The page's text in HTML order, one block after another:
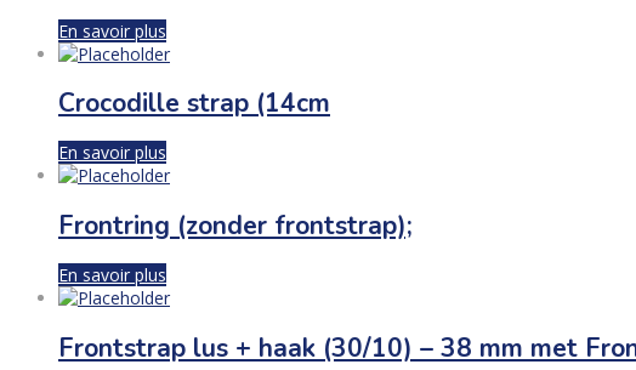
En savoir plus
Crocodille strap (14cm
En savoir plus
Frontring (zonder frontstrap);
En savoir plus
Frontstrap lus + haak (30/10) – 38 mm met